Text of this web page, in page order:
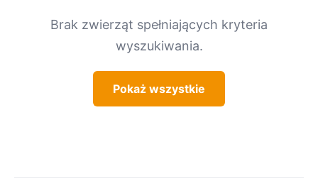
Brak zwierząt spełniających kryteria
wyszukiwania.
Pokaż wszystkie